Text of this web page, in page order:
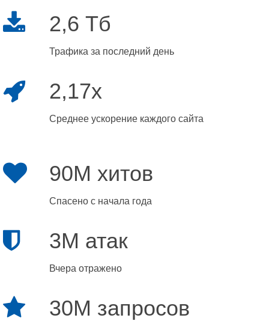
2,6 Тб
Трафика за последний день
2,17x
Среднее ускорение каждого сайта
90M хитов
Спасено с начала года
3M атак
Вчера отражено
30M запросов